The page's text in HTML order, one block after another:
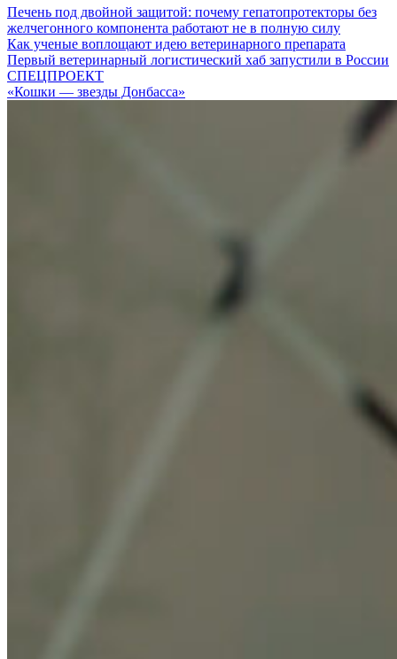
Печень под двойной защитой: почему гепатопротекторы без
желчегонного компонента работают не в полную силу
Как ученые воплощают идею ветеринарного препарата
Первый ветеринарный логистический хаб запустили в России
СПЕЦПРОЕКТ
«Кошки — звезды Донбасса»